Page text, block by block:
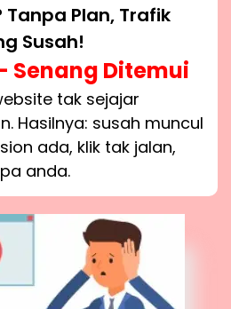
Plan, Trafik
Susah!
Senang Ditemui
tak sejajar
Hasilnya: susah muncul
ada, klik tak jalan,
anda.